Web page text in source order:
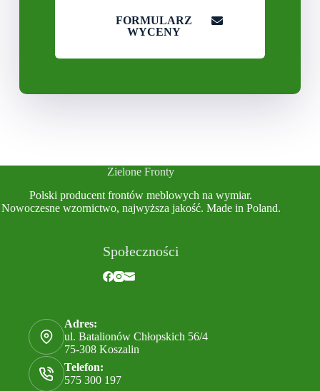
FORMULARZ
WYCENY
Zielone Fronty
Polski producent frontów meblowych na wymiar.
Nowoczesne wzornictwo, najwyższa jakość. Made in Poland.
Społeczności
Adres:
ul. Batalionów Chłopskich 56/4
75-308 Koszalin
Telefon:
575 300 197